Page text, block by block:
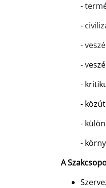
-
-
-
- v
-
-
-
-
A